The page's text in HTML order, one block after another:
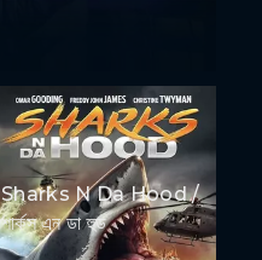
Sharks N Da Hood /
শার্কস এন ডা হুড